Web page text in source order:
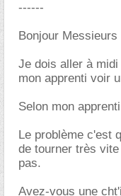
------
Bonjour Messieurs
Je dois aller à
mon apprenti voir
Selon mon
Le problème c'est
de tourner très
pas.
Avez-vous une